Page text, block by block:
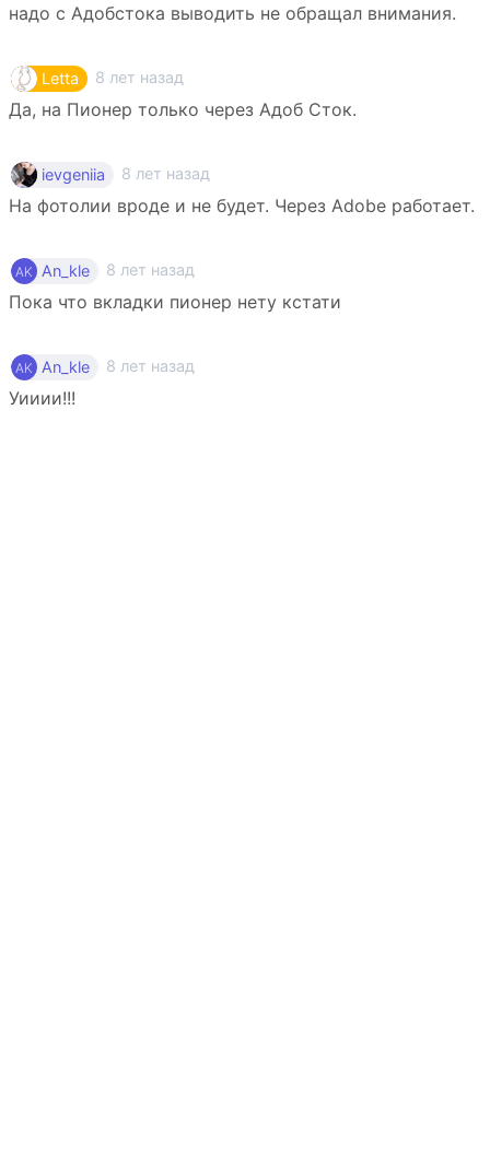
надо с Адобстока выводить не обращал внимания.
Letta 8 лет назад
Да, на Пионер только через Адоб Сток.
ievgeniia 8 лет назад
На фотолии вроде и не будет. Через Adobe работает.
An_kle 8 лет назад
Пока что вкладки пионер нету кстати
An_kle 8 лет назад
Уииии!!!